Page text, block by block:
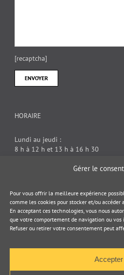
Gérer le
Pour vous offrir la meilleure expérience
comme les cookies pour stocker et/ou
En acceptant ces technologies, vous nous
que votre comportement de navigation ou vos
Refuser ou retirer votre consentement peut
Accepter
[recaptcha]
HORAIRE
Lundi au jeudi :
8 h à 12 h et 13 h à 16 h 30
DOCUMENT JURIDIQUE
Politique de cookies